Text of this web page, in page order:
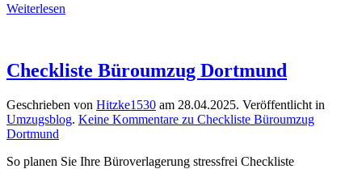
Weiterlesen
Checkliste Büroumzug Dortmund
Geschrieben von Hitzke1530 am 28.04.2025. Veröffentlicht in
Umzugsblog. Keine Kommentare zu Checkliste Büroumzug
Dortmund
So planen Sie Ihre Büroverlagerung stressfrei Checkliste